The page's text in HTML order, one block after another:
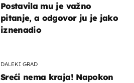
Postavila mu je važno
pitanje, a odgovor ju je jako
iznenadio
DALEKI GRAD
Sreći nema kraja! Napokon